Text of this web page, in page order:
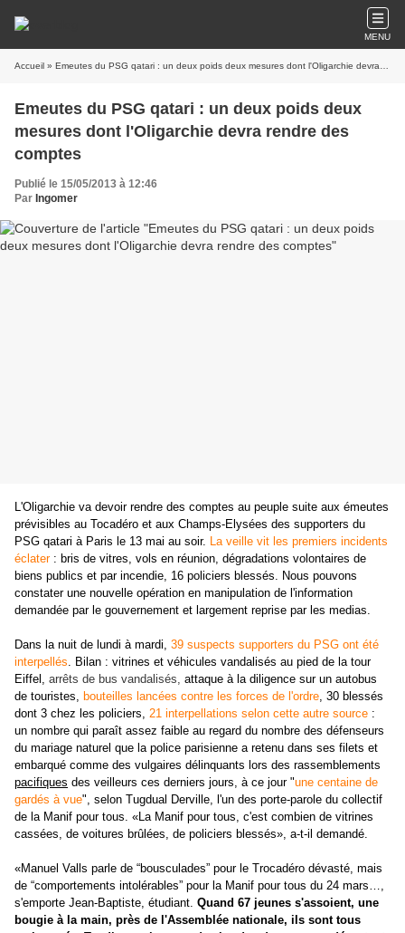
MENU
Accueil » Emeutes du PSG qatari : un deux poids deux mesures dont l'Oligarchie devra rendre des comptes
Emeutes du PSG qatari : un deux poids deux
mesures dont l'Oligarchie devra rendre des
comptes
Publié le 15/05/2013 à 12:46
Par Ingomer
L'Oligarchie va devoir rendre des comptes au peuple suite aux émeutes
prévisibles au Tocadéro et aux Champs-Elysées des supporters du
PSG qatari à Paris le 13 mai au soir. La veille vit les premiers incidents
éclater : bris de vitres, vols en réunion, dégradations volontaires de
biens publics et par incendie, 16 policiers blessés. Nous pouvons
constater une nouvelle opération en manipulation de l'information
demandée par le gouvernement et largement reprise par les medias.
Dans la nuit de lundi à mardi, 39 suspects supporters du PSG ont été
interpellés. Bilan : vitrines et véhicules vandalisés au pied de la tour
Eiffel, arrêts de bus vandalisés, attaque à la diligence sur un autobus
de touristes, bouteilles lancées contre les forces de l'ordre, 30 blessés
dont 3 chez les policiers, 21 interpellations selon cette autre source :
un nombre qui paraît assez faible au regard du nombre des défenseurs
du mariage naturel que la police parisienne a retenu dans ses filets et
embarqué comme des vulgaires délinquants lors des rassemblements
pacifiques des veilleurs ces derniers jours, à ce jour "une centaine de
gardés à vue", selon Tugdual Derville, l'un des porte-parole du collectif
de la Manif pour tous. «La Manif pour tous, c'est combien de vitrines
cassées, de voitures brûlées, de policiers blessés», a-t-il demandé.
«Manuel Valls parle de “bousculades” pour le Trocadéro dévasté, mais
de “comportements intolérables” pour la Manif pour tous du 24 mars…,
s'emporte Jean-Baptiste, étudiant. Quand 67 jeunes s'assoient, une
bougie à la main, près de l'Assemblée nationale, ils sont tous